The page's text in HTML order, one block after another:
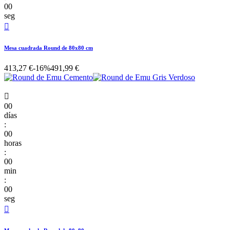
00
seg

Mesa cuadrada Round de 80x80 cm
413,27 €-16%491,99 €

00
días
:
00
horas
:
00
min
:
00
seg
